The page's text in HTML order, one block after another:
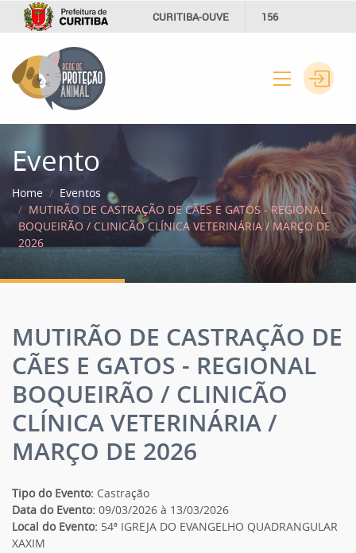
CURITIBA-OUVE 156
Evento
Home
Eventos
MUTIRÃO DE CASTRAÇÃO DE CÃES E GATOS - REGIONAL
BOQUEIRÃO / CLINICÃO CLÍNICA VETERINÁRIA / MARÇO DE
2026
MUTIRÃO DE CASTRAÇÃO DE
CÃES E GATOS - REGIONAL
BOQUEIRÃO / CLINICÃO
CLÍNICA VETERINÁRIA /
MARÇO DE 2026
Tipo do Evento: Castração
Data do Evento: 09/03/2026 à 13/03/2026
Local do Evento: 54ª IGREJA DO EVANGELHO QUADRANGULAR
XAXIM